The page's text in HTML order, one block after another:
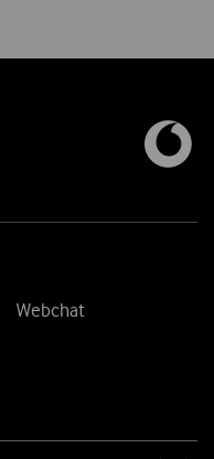
Webchat